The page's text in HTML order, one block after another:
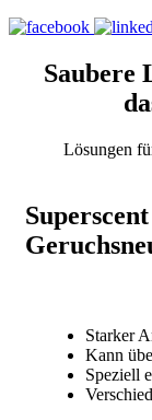
Saubere
Lösungen
Starker
Kann
Speziell